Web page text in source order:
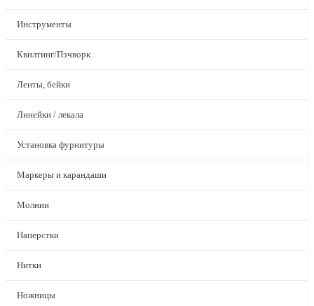
Инструменты
Квилтинг/Пэчворк
Ленты, бейки
Линейки / лекала
Установка фурнитуры
Маркеры и карандаши
Молнии
Наперстки
Нитки
Ножницы